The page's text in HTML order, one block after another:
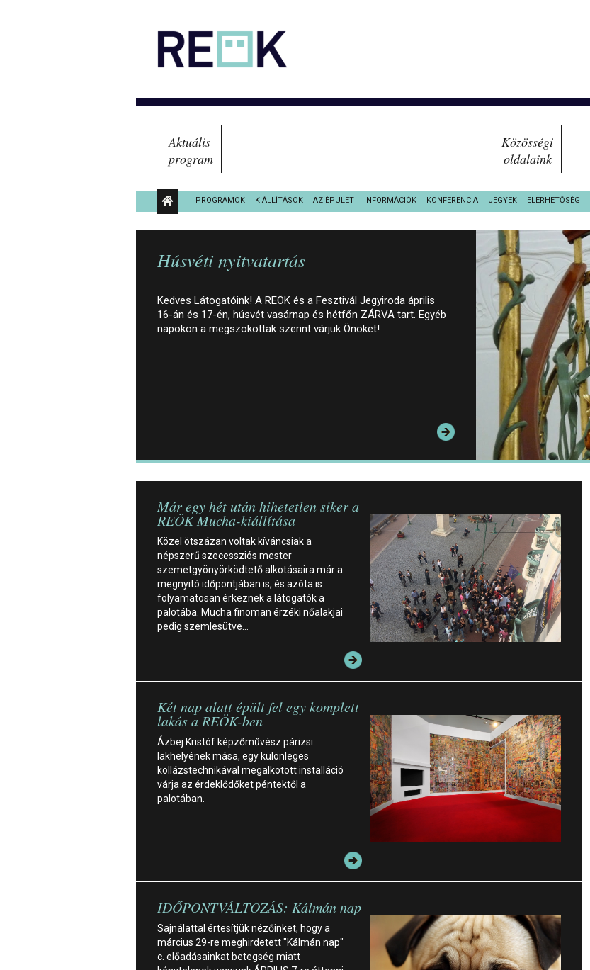
Aktuális
program
Közösségi
oldalaink
PROGRAMOK KIÁLLÍTÁSOK AZ ÉPÜLET INFORMÁCIÓK KONFERENCIA JEGYEK ELÉRHETŐSÉG
KÖZÉRDEKŰ ADATOK
Húsvéti nyitvatartás
Kedves Látogatóink! A REÖK és a Fesztivál Jegyiroda április
16-án és 17-én, húsvét vasárnap és hétfőn ZÁRVA tart. Egyéb
napokon a megszokottak szerint várjuk Önöket!
Már egy hét után hihetetlen siker a
REÖK Mucha-kiállítása
Közel ötszázan voltak kíváncsiak a
népszerű szecessziós mester
szemetgyönyörködtető alkotásaira már a
megnyitó időpontjában is, és azóta is
folyamatosan érkeznek a látogatók a
palotába. Mucha finoman érzéki nőalakjai
pedig szemlesütve…
Két nap alatt épült fel egy komplett
lakás a REÖK-ben
Ázbej Kristóf képzőművész párizsi
lakhelyének mása, egy különleges
kollázstechnikával megalkotott installáció
várja az érdeklődőket péntektől a
palotában.
IDŐPONTVÁLTOZÁS: Kálmán nap
Sajnálattal értesítjük nézőinket, hogy a
március 29-re meghirdetett "Kálmán nap"
c. előadásainkat betegség miatt